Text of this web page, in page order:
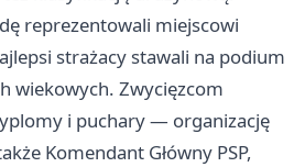
reprezentowali miejscowi
strażacy stawali na podium
wiekowych. Zwycięzcom
i puchary — organizację
Komendant Główny PSP,